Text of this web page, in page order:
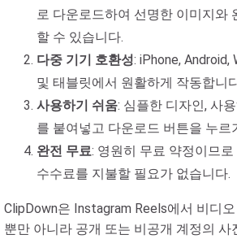
로 다운로드하여 선명한 이미지와
할 수 있습니다.
다중 기기 호환성: iPhone, Android,
및 태블릿에서 원활하게 작동합니
사용하기 쉬움: 심플한 디자인, 사
를 붙여넣고 다운로드 버튼을 누르
완전 무료: 영원히 무료 약정이므
수수료를 지불할 필요가 없습니다.
ClipDown은 Instagram Reels에서 비디
뿐만 아니라 공개 또는 비공개 계정의